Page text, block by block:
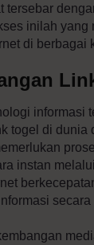
tersebar
inilah
di berbagai
informasi
togel di dunia
instan